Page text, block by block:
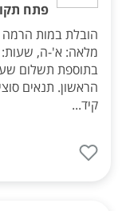
פתח
הובלת במות הרמה
בתוספת תשלום
הראשון. תנאים
קיד...